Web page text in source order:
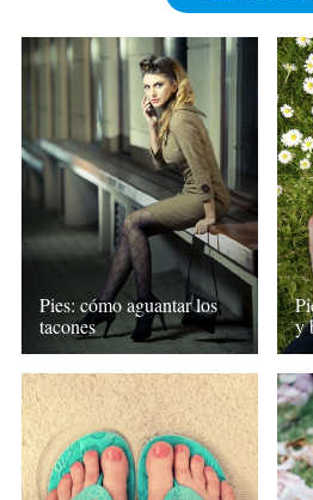
Pies: cómo aguantar los
tacones
y